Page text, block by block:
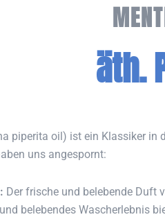
äth.
piperita oil) ist ein Klassiker in
uns angespornt:
Der frische und belebende Duft
belebendes Wascherlebnis